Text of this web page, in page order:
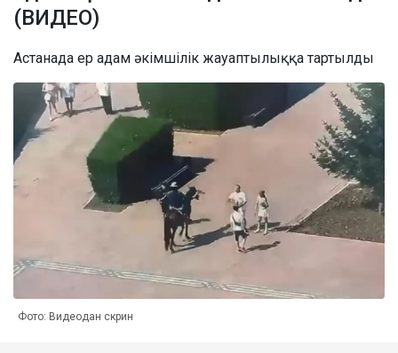
(ВИДЕО)
Астанада ер адам әкімшілік жауаптылыққа тартылды
Фото: Видеодан скрин